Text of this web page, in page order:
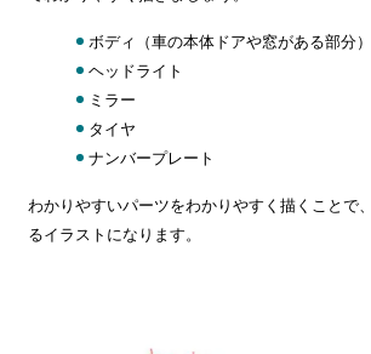
ボディ（車の本体ドアや窓がある部分）
ヘッドライト
ミラー
タイヤ
ナンバープレート
わかりやすいパーツをわかりやすく描くことで
るイラストになります。